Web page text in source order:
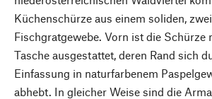
Küchenschürze aus einem soliden,
Fischgratgewebe. Vorn ist die Schürze
Tasche ausgestattet, deren Rand sich
Einfassung in naturfarbenem
abhebt. In gleicher Weise sind die